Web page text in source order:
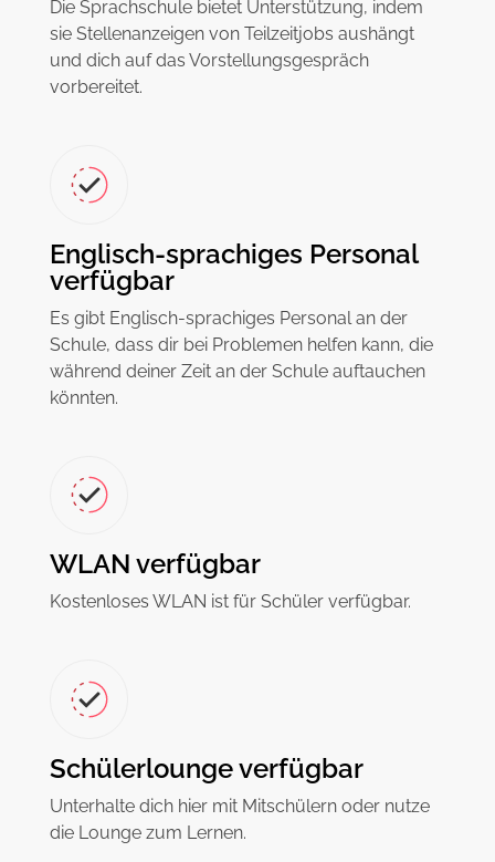
Die Sprachschule bietet Unterstützung, indem
sie Stellenanzeigen von Teilzeitjobs aushängt
und dich auf das Vorstellungsgespräch
vorbereitet.
Englisch-sprachiges Personal
verfügbar
Es gibt Englisch-sprachiges Personal an der
Schule, dass dir bei Problemen helfen kann, die
während deiner Zeit an der Schule auftauchen
könnten.
WLAN verfügbar
Kostenloses WLAN ist für Schüler verfügbar.
Schülerlounge verfügbar
Unterhalte dich hier mit Mitschülern oder nutze
die Lounge zum Lernen.